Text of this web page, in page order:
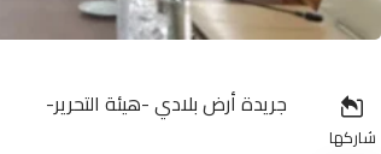
شاركها
جريدة أرض بلادي -هيئة التحرير-